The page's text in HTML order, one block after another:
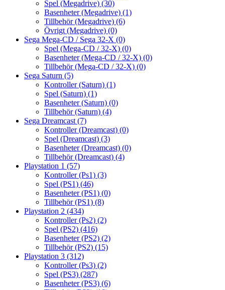
Spel (Megadrive) (30)
Basenheter (Megadrive) (1)
Tillbehör (Megadrive) (6)
Övrigt (Megadrive) (0)
Sega Mega-CD / Sega 32-X (0)
Spel (Mega-CD / 32-X) (0)
Basenheter (Mega-CD / 32-X) (0)
Tillbehör (Mega-CD / 32-X) (0)
Sega Saturn (5)
Kontroller (Saturn) (1)
Spel (Saturn) (1)
Basenheter (Saturn) (0)
Tillbehör (Saturn) (4)
Sega Dreamcast (7)
Kontroller (Dreamcast) (0)
Spel (Dreamcast) (3)
Basenheter (Dreamcast) (0)
Tillbehör (Dreamcast) (4)
Playstation 1 (57)
Kontroller (Ps1) (3)
Spel (PS1) (46)
Basenheter (PS1) (0)
Tillbehör (PS1) (8)
Playstation 2 (434)
Kontroller (Ps2) (2)
Spel (PS2) (416)
Basenheter (PS2) (2)
Tillbehör (PS2) (15)
Playstation 3 (312)
Kontroller (Ps3) (2)
Spel (PS3) (287)
Basenheter (PS3) (6)